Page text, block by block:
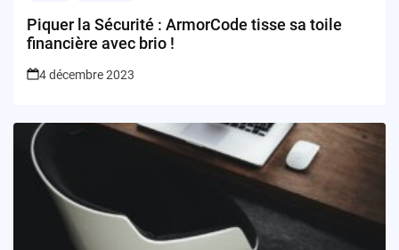
Piquer la Sécurité : ArmorCode tisse sa toile
financière avec brio !
4 décembre 2023